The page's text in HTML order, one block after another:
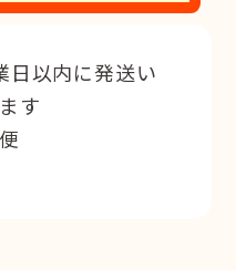
日以内に発送い
す